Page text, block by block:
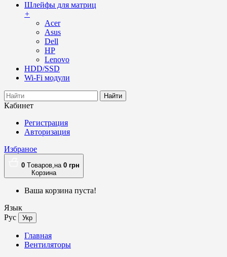
Шлейфы для матриц
+
Acer
Asus
Dell
HP
Lenovo
HDD/SSD
Wi-Fi модули
Найти
Кабинет
Регистрация
Авторизация
Избраное
0 Tоваров,на 0 грн
Корзина
Ваша корзина пуста!
Язык
Рус
Укр
Главная
Вентиляторы